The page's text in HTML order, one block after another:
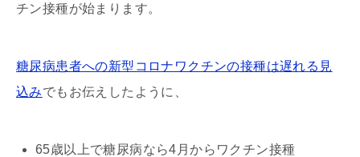
チン接種が始まります。
糖尿病患者への新型コロナワクチンの接種は遅れる見
込みでもお伝えしたように、
65歳以上で糖尿病なら4月からワクチン接種